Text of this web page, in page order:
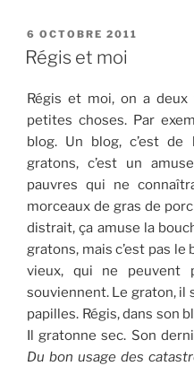
PUBLIÉ
LE
6 OCTOBRE 2011
Régis et moi
Régis et moi, on a
petites choses. Par
blog. Un blog, c’est
gratons, c’est un
pauvres qui ne
morceaux de gras de
distrait, ça amuse la
gratons, mais c’est pas
vieux, qui ne peuvent
souviennent. Le graton, il
papilles. Régis, dans son
Il gratonne sec. Son
Du bon usage des